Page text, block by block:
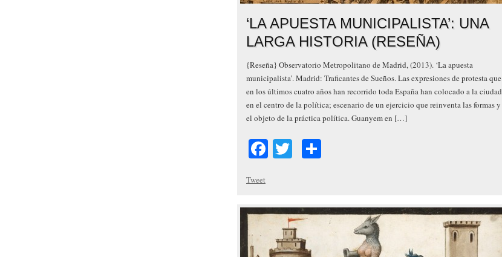
‘LA APUESTA MUNICIPALISTA’: UNA
LARGA HISTORIA (RESEÑA)
{Reseña} Observatorio Metropolitano de Madrid, (2013). ‘La apuesta
municipalista’. Madrid: Traficantes de Sueños. Las expresiones de protesta que
en los últimos cuatro años han recorrido toda España han colocado a la ciudad
en el centro de la política; escenario de un ejercicio que reinventa las formas y
el objeto de la práctica política. Guanyem en […]
Facebook
Twitter
Tweet